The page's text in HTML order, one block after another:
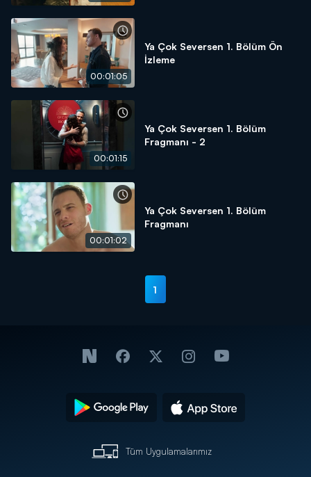
00:01:05
Ya Çok Seversen 1. Bölüm Ön
İzleme
00:01:15
Ya Çok Seversen 1. Bölüm
Fragmanı - 2
00:01:02
Ya Çok Seversen 1. Bölüm
Fragmanı
1
Tüm Uygulamalarımız